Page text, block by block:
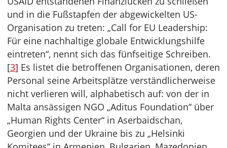
und in die Fußstapfen der abgewickelten US-
Organisation zu treten: „Call for EU Leadership:
Für eine nachhaltige globale Entwicklungshilfe
eintreten“, nennt sich das fünfseitige Schreiben.
[3] Es listet die betroffenen Organisationen, deren
Personal seine Arbeitsplätze verständlicherweise
nicht verlieren will, alphabetisch auf: von der in
Malta ansässigen NGO „Aditus Foundation“ über
„Human Rights Center“ in Aserbaidschan,
Georgien und der Ukraine bis zu „Helsinki